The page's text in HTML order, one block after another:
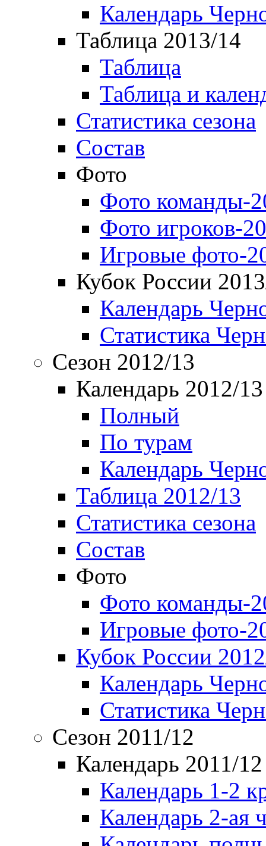
Календарь
Таблица 2013/14
Таблица
Таблица и
Статистика сезона
Состав
Фото
Фото команды-
Фото игроков-
Игровые фото-
Кубок России
Календарь
Статистика
Сезон 2012/13
Календарь 2012/13
Полный
По турам
Календарь
Таблица 2012/13
Статистика сезона
Состав
Фото
Фото команды-
Игровые фото-
Кубок России
Календарь
Статистика
Сезон 2011/12
Календарь 2011/12
Календарь 1-2
Календарь 2-ая